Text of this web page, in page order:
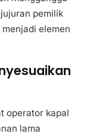
pemilik
elemen
operator kapal
lama